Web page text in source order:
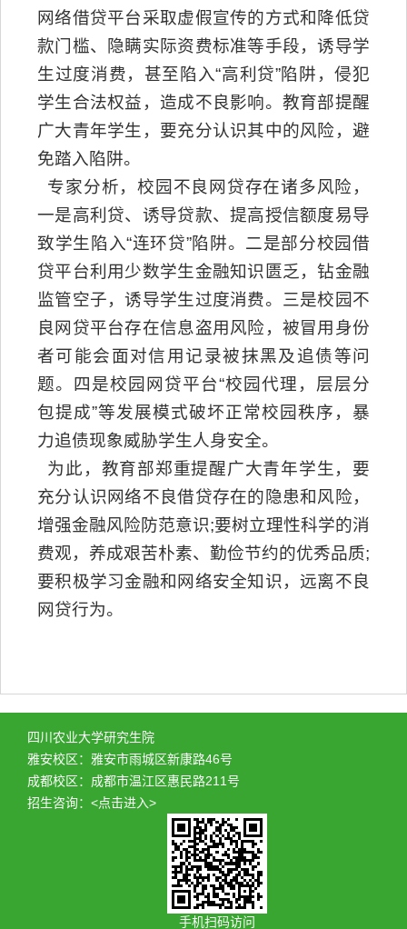
网络借贷平台采取虚假宣传的方式和降低贷
款门槛、隐瞒实际资费标准等手段，诱导学
生过度消费，甚至陷入“高利贷”陷阱，侵犯
学生合法权益，造成不良影响。教育部提醒
广大青年学生，要充分认识其中的风险，避
免踏入陷阱。
专家分析，校园不良网贷存在诸多风险，
一是高利贷、诱导贷款、提高授信额度易导
致学生陷入“连环贷”陷阱。二是部分校园借
贷平台利用少数学生金融知识匮乏，钻金融
监管空子，诱导学生过度消费。三是校园不
良网贷平台存在信息盗用风险，被冒用身份
者可能会面对信用记录被抹黑及追债等问
题。四是校园网贷平台“校园代理，层层分
包提成”等发展模式破坏正常校园秩序，暴
力追债现象威胁学生人身安全。
为此，教育部郑重提醒广大青年学生，要
充分认识网络不良借贷存在的隐患和风险，
增强金融风险防范意识;要树立理性科学的消
费观，养成艰苦朴素、勤俭节约的优秀品质;
要积极学习金融和网络安全知识，远离不良
网贷行为。
四川农业大学研究生院
雅安校区：雅安市雨城区新康路46号
成都校区：成都市温江区惠民路211号
招生咨询： <点击进入>
手机扫码访问